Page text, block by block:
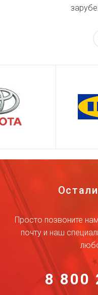
Просто позвоните
почту и наш
8 800